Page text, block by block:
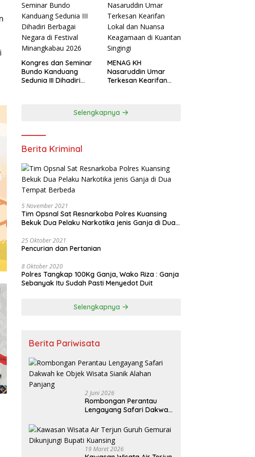
Kongres dan Seminar
Bundo Kanduang
Sedunia III Dihadiri
MENAG KH
Nasaruddin Umar
Terkesan Kearifan
Selengkapnya
Berita Kriminal
5 November 2021
Tim Opsnal Sat Resnarkoba Polres Kuansing
Bekuk Dua Pelaku Narkotika jenis Ganja di Dua
25 Oktober 2021
Pencurian dan Pertanian
8 Oktober 2020
Polres Tangkap 100Kg Ganja, Wako Riza : Ganja
Sebanyak Itu Sudah Pasti Menyedot Duit
Selengkapnya
Berita Pariwisata
2 Juni 2026
Rombongan Perantau
Lengayang Safari Dakwah
Alahan Panjang
19 Maret 2026